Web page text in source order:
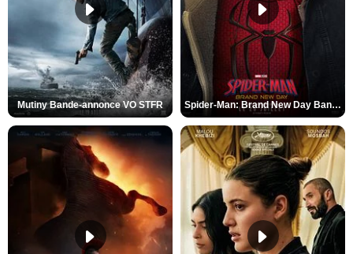
Mutiny Bande-annonce VO STFR Spider-Man: Brand New Day Bande-annonce VO STFR